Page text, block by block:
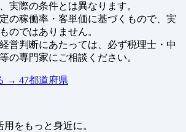
実際の条件とは異なります。
の稼働率・客単価に基づくもので、実
のではありません。
営判断にあたっては、必ず税理士・中
の専門家にご相談ください。
→ 47都道府県
をもっと身近に。